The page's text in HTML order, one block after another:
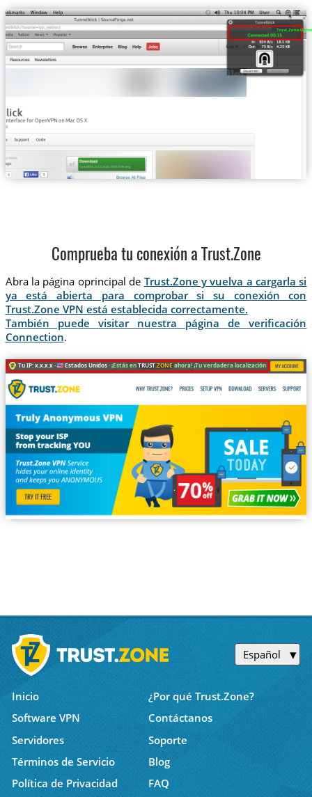
Trust.Zone-
Comprueba tu conexión a Trust.Zone
Abra la página oprincipal de Trust.Zone y vuelva a cargarla si
ya está abierta para comprobar si su conexión con
Trust.Zone VPN está establecida correctamente.
También puede visitar nuestra página de verificación
Connection.
Tu IP: x.x.x.x · Estados Unidos ·¡Estás enTRUST.ZONE ahora! ¡Tu verdadera localización está oculta!
Español
Inicio
¿Por qué Trust.Zone?
Software VPN
Contáctanos
Servidores
Soporte
Términos de Servicio
Blog
Política de Privacidad
FAQ